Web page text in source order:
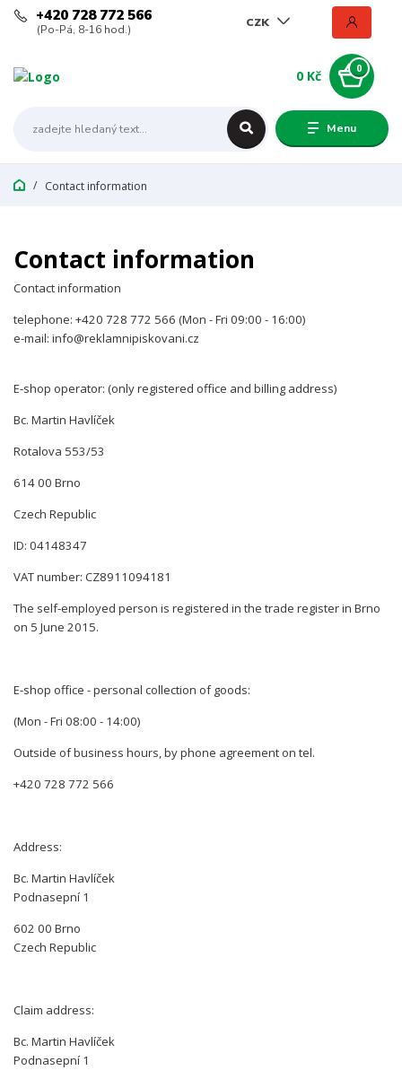
Menu
CZK
+420 728 772 566
(Po-Pá, 8-16 hod.)
0
0 Kč
Contact information
Contact information
Contact information
telephone: +420 728 772 566 (Mon - Fri 09:00 - 16:00)
e-mail: info@reklamnipiskovani.cz
E-shop operator: (only registered office and billing address)
Bc. Martin Havlíček
Rotalova 553/53
614 00 Brno
Czech Republic
ID: 04148347
VAT number: CZ8911094181
The self-employed person is registered in the trade register in Brno
on 5 June 2015.
E-shop office - personal collection of goods:
(Mon - Fri 08:00 - 14:00)
Outside of business hours, by phone agreement on tel.
+420 728 772 566
Address:
Bc. Martin Havlíček
Podnasepní 1
602 00 Brno
Czech Republic
Claim address:
Bc. Martin Havlíček
Podnasepní 1